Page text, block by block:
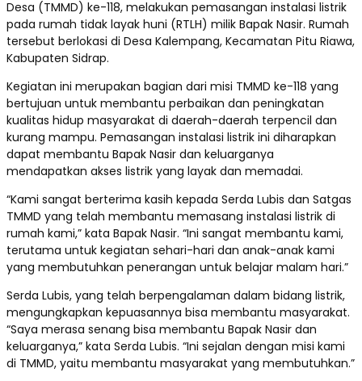
Desa (TMMD) ke-118, melakukan pemasangan instalasi listrik
pada rumah tidak layak huni (RTLH) milik Bapak Nasir. Rumah
tersebut berlokasi di Desa Kalempang, Kecamatan Pitu Riawa,
Kabupaten Sidrap.
Kegiatan ini merupakan bagian dari misi TMMD ke-118 yang
bertujuan untuk membantu perbaikan dan peningkatan
kualitas hidup masyarakat di daerah-daerah terpencil dan
kurang mampu. Pemasangan instalasi listrik ini diharapkan
dapat membantu Bapak Nasir dan keluarganya
mendapatkan akses listrik yang layak dan memadai.
“Kami sangat berterima kasih kepada Serda Lubis dan Satgas
TMMD yang telah membantu memasang instalasi listrik di
rumah kami,” kata Bapak Nasir. “Ini sangat membantu kami,
terutama untuk kegiatan sehari-hari dan anak-anak kami
yang membutuhkan penerangan untuk belajar malam hari.”
Serda Lubis, yang telah berpengalaman dalam bidang listrik,
mengungkapkan kepuasannya bisa membantu masyarakat.
“Saya merasa senang bisa membantu Bapak Nasir dan
keluarganya,” kata Serda Lubis. “Ini sejalan dengan misi kami
di TMMD, yaitu membantu masyarakat yang membutuhkan.”